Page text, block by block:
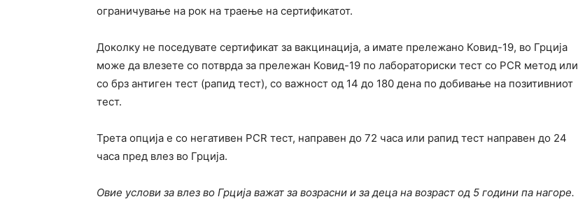
ограничување на рок на траење на сертификатот.
Доколку не поседувате сертификат за вакцинација, а имате прележано Ковид-19, во Грција
може да влезете со потврда за прележан Ковид-19 по лабораториски тест со PCR метод или
со брз антиген тест (рапид тест), со важност од 14 до 180 дена по добивање на позитивниот
тест.
Трета опција е со негативен PCR тест, направен до 72 часа или рапид тест направен до 24
часа пред влез во Грција.
Овие услови за влез во Грција важат за возрасни и за деца на возраст од 5 години па нагоре.